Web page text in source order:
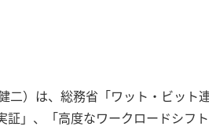
）は、総務省「ワット・ビット
」、「高度なワークロードシフ